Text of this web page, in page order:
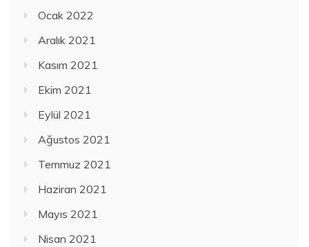
Ocak 2022
Aralık 2021
Kasım 2021
Ekim 2021
Eylül 2021
Ağustos 2021
Temmuz 2021
Haziran 2021
Mayıs 2021
Nisan 2021